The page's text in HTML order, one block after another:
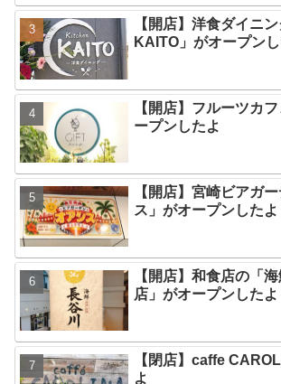
【開店】洋食ダイニ
KAITO」がオープンし
【開店】フルーツカ
ープンしたよ
【開店】宮崎ビアガ
ス」がオープンしたよ
【開店】和食店の「
店」がオープンしたよ
【閉店】caffe
よ